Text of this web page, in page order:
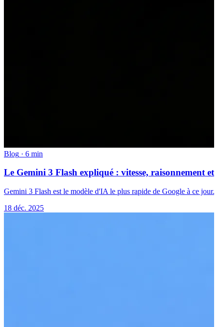
Blog · 6 min
Le Gemini 3 Flash expliqué : vitesse, raisonnement et
Gemini 3 Flash est le modèle d'IA le plus rapide de Google à ce
18 déc. 2025